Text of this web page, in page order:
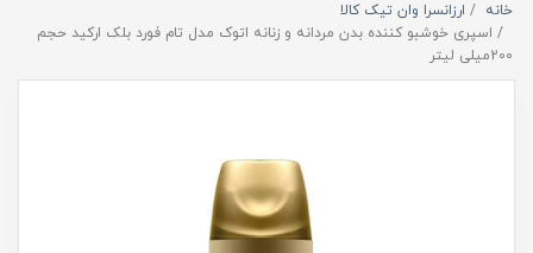
خانه
ارزانسرا وان تیک کالا
اسپری خوشبو کننده بدن مردانه و زنانه اتوک مدل تام فورد بلک ارکید حجم
200میلی لیتر